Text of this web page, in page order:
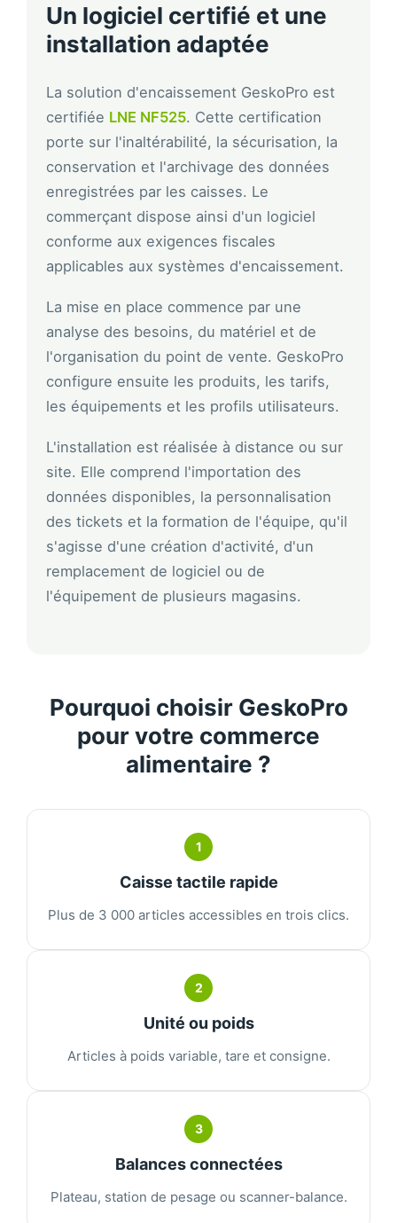
Un logiciel certifié et une
installation adaptée
La solution d'encaissement GeskoPro est
certifiée LNE NF525. Cette certification
porte sur l'inaltérabilité, la sécurisation, la
conservation et l'archivage des données
enregistrées par les caisses. Le
commerçant dispose ainsi d'un logiciel
conforme aux exigences fiscales
applicables aux systèmes d'encaissement.
La mise en place commence par une
analyse des besoins, du matériel et de
l'organisation du point de vente. GeskoPro
configure ensuite les produits, les tarifs,
les équipements et les profils utilisateurs.
L'installation est réalisée à distance ou sur
site. Elle comprend l'importation des
données disponibles, la personnalisation
des tickets et la formation de l'équipe, qu'il
s'agisse d'une création d'activité, d'un
remplacement de logiciel ou de
l'équipement de plusieurs magasins.
Pourquoi choisir GeskoPro
pour votre commerce
alimentaire ?
1
Caisse tactile rapide
Plus de 3 000 articles accessibles en trois clics.
2
Unité ou poids
Articles à poids variable, tare et consigne.
3
Balances connectées
Plateau, station de pesage ou scanner-balance.